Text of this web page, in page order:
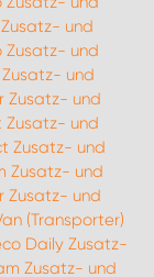
und
Zusatz- und
und
Zusatz- und
Zusatz- und
Zusatz- und
Zusatz- und
Zusatz- und
(Transporter)
Daily Zusatz-
Zusatz- und